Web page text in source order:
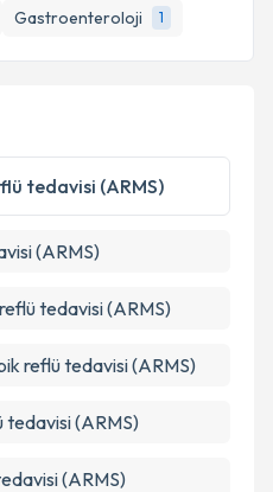
Gastroenteroloji 1
ilişkinAydınlatma
kişisel verilerimin belirtilen
kabul ediyorum.
tedavisi (ARMS)
(ARMS)
tedavisi (ARMS)
reflü tedavisi (ARMS)
tedavisi (ARMS)
(ARMS)